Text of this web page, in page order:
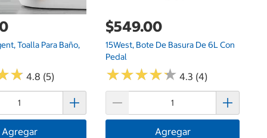
Toalla Para Baño,
★
★ 4.8 (5)
Agregar
$549.00
15West, Bote De Basura De 6L Con
Pedal
★★★★★
★★★★★ 4.3 (4)
Agregar